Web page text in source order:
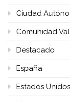
Ciudad
Comunidad
Destacado
España
Estados Unidos